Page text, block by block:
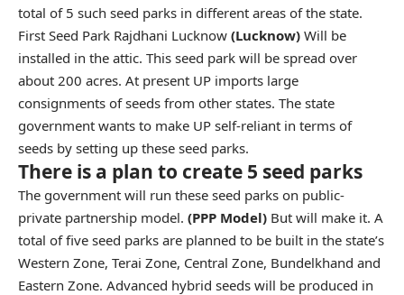
total of 5 such seed parks in different areas of the state.
First Seed Park Rajdhani Lucknow (Lucknow) Will be
installed in the attic. This seed park will be spread over
about 200 acres. At present UP imports large
consignments of seeds from other states. The state
government wants to make UP self-reliant in terms of
seeds by setting up these seed parks.
There is a plan to create 5 seed parks
The government will run these seed parks on public-
private partnership model. (PPP Model) But will make it. A
total of five seed parks are planned to be built in the state’s
Western Zone, Terai Zone, Central Zone, Bundelkhand and
Eastern Zone. Advanced hybrid seeds will be produced in